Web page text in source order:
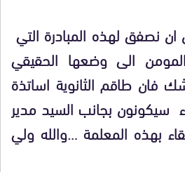
ان نصفق لهذه المبادرة التي
الى وضعها الحقيقي
فان طاقم الثانوية اساتذة
سيكونون بجانب السيد مدير
بهذه المعلمة …والله ولي